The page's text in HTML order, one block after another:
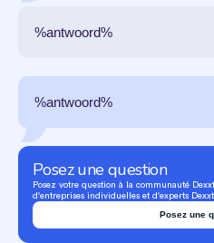
%antwoord%
%antwoord%
Posez une question
Posez votre question à la communauté
d'entreprises individuelles et d'experts
Posez une